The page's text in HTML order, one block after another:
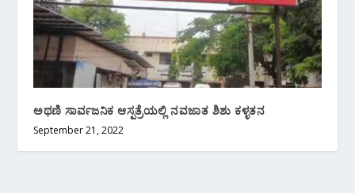
ಅಥಣಿ ಸಾರ್ವಜನಿಕ ಆಸ್ಪತ್ರೆಯಲ್ಲಿ ನವಜಾತ ಶಿಶು ಕಳ್ಳತನ
September 21, 2022